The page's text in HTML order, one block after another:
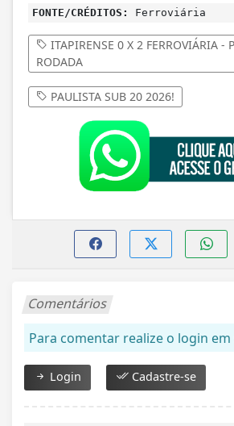
FONTE/CRÉDITOS: Ferroviária
ITAPIRENSE 0 X 2 FERROVIÁRIA -
RODADA
PAULISTA SUB 20 2026!
Comentários
Para comentar realize o login em
Login Cadastre-se